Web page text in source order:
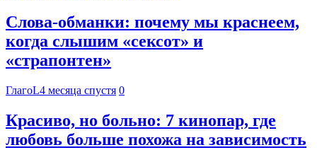
Слова-обманки: почему мы краснеем,
когда слышим «сексот» и
«страпонтен»
ГлагоL4 месяца спустя 0
Красиво, но больно: 7 кинопар, где
любовь больше похожа на зависимость